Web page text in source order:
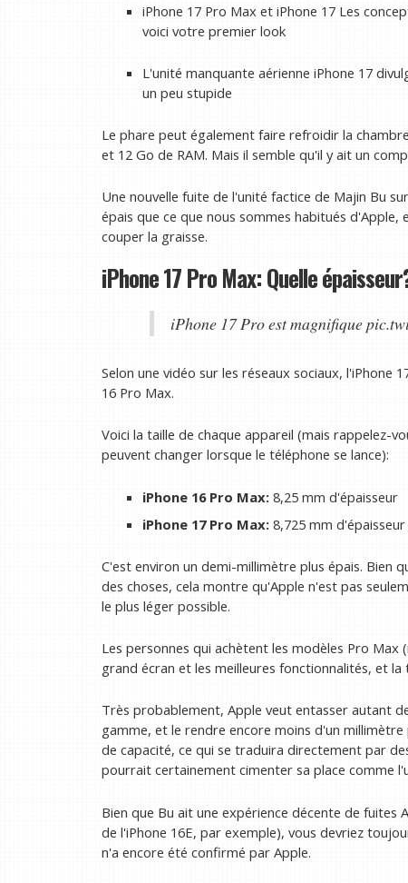
iPhone 17 Pro Max et iPhone 17 Les
voici votre premier look
L'unité manquante aérienne iPhone 17
un peu stupide
Le phare peut également faire refroidir la
et 12 Go de RAM. Mais il semble qu'il y ait un
Une nouvelle fuite de l'unité factice de Majin Bu
épais que ce que nous sommes habitués
couper la graisse.
iPhone 17 Pro Max: Quelle
iPhone 17 Pro est magnifique
Selon une vidéo sur les réseaux sociaux, l'iPhone
16 Pro Max.
Voici la taille de chaque appareil (mais rappelez-
peuvent changer lorsque le téléphone se lance):
iPhone 16 Pro Max:8,25 mm d'épaisseur
iPhone 17 Pro Max:8,725 mm
C'est environ un demi-millimètre plus épais. Bien
des choses, cela montre qu'Apple n'est pas
le plus léger possible.
Les personnes qui achètent les modèles Pro
grand écran et les meilleures fonctionnalités, et
Très probablement, Apple veut entasser autant
gamme, et le rendre encore moins d'un
de capacité, ce qui se traduira directement par
pourrait certainement cimenter sa place comme
Bien que Bu ait une expérience décente de
de l'iPhone 16E, par exemple), vous devriez
n'a encore été confirmé par Apple.